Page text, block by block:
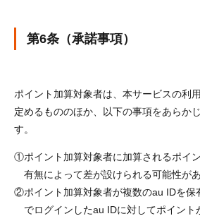
第6条（承諾事項）
ポイント加算対象者は、本サービスの利
定めるもののほか、以下の事項をあらか
す。
①ポイント加算対象者に加算されるポイ
有無によって差が設けられる可能性があ
②ポイント加算対象者が複数のau IDを保
でログインしたau IDに対してポイント